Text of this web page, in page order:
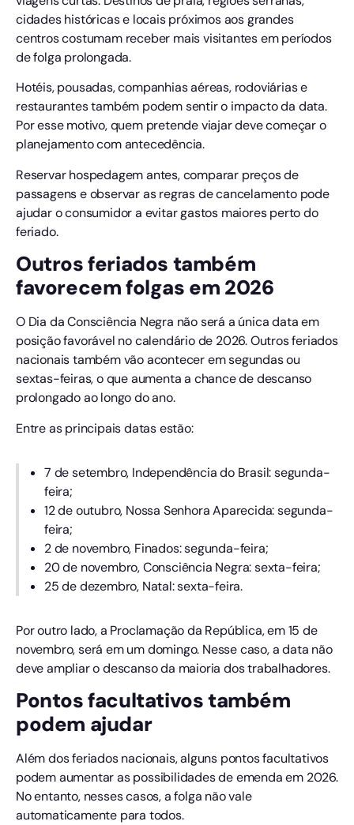
cidades históricas e locais próximos aos grandes
centros costumam receber mais visitantes em períodos
de folga prolongada.
Hotéis, pousadas, companhias aéreas, rodoviárias e
restaurantes também podem sentir o impacto da data.
Por esse motivo, quem pretende viajar deve começar o
planejamento com antecedência.
Reservar hospedagem antes, comparar preços de
passagens e observar as regras de cancelamento pode
ajudar o consumidor a evitar gastos maiores perto do
feriado.
Outros feriados também
favorecem folgas em 2026
O Dia da Consciência Negra não será a única data em
posição favorável no calendário de 2026. Outros feriados
nacionais também vão acontecer em segundas ou
sextas-feiras, o que aumenta a chance de descanso
prolongado ao longo do ano.
Entre as principais datas estão:
7 de setembro, Independência do Brasil: segunda-
feira;
12 de outubro, Nossa Senhora Aparecida: segunda-
feira;
2 de novembro, Finados: segunda-feira;
20 de novembro, Consciência Negra: sexta-feira;
25 de dezembro, Natal: sexta-feira.
Por outro lado, a Proclamação da República, em 15 de
novembro, será em um domingo. Nesse caso, a data não
deve ampliar o descanso da maioria dos trabalhadores.
Pontos facultativos também
podem ajudar
Além dos feriados nacionais, alguns pontos facultativos
podem aumentar as possibilidades de emenda em 2026.
No entanto, nesses casos, a folga não vale
automaticamente para todos.